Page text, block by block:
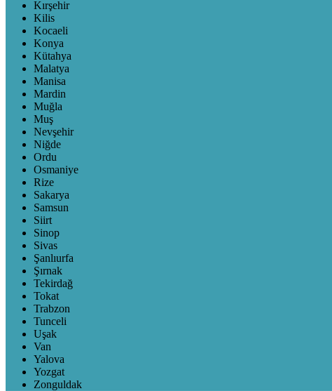
Kırşehir
Kilis
Kocaeli
Konya
Kütahya
Malatya
Manisa
Mardin
Muğla
Muş
Nevşehir
Niğde
Ordu
Osmaniye
Rize
Sakarya
Samsun
Siirt
Sinop
Sivas
Şanlıurfa
Şırnak
Tekirdağ
Tokat
Trabzon
Tunceli
Uşak
Van
Yalova
Yozgat
Zonguldak